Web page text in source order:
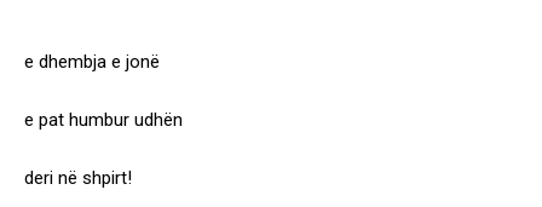
e dhembja e jonë
e pat humbur udhën
deri në shpirt!